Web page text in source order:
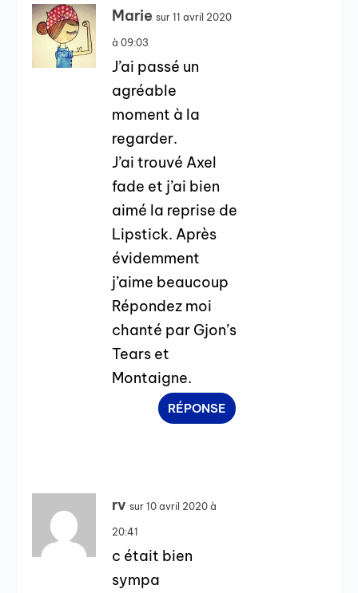
Marie sur 11 avril 2020
à 09:03
J’ai passé un
agréable
moment à la
regarder.
J’ai trouvé Axel
fade et j’ai bien
aimé la reprise de
Lipstick. Après
évidemment
j’aime beaucoup
Répondez moi
chanté par Gjon’s
Tears et
Montaigne.
RÉPONSE
rv sur 10 avril 2020 à
20:41
c était bien
sympa